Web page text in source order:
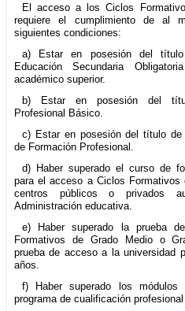
El acceso a los Ciclos
requiere el cumplimiento de al
siguientes condiciones:
a) Estar en posesión del
Educación Secundaria
académico superior.
b) Estar en posesión del
Profesional Básico.
c) Estar en posesión del título
de Formación Profesional.
d) Haber superado el curso de
para el acceso a Ciclos Formativos
centros públicos o privados
Administración educativa.
e) Haber superado la prueba
Formativos de Grado Medio o
prueba de acceso a la universidad
años.
f) Haber superado los módulos
programa de cualificación profesional